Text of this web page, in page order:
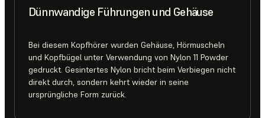
Dünnwandige Führungen und Gehäuse
Bei diesem Kopfhörer wurden Gehäuse, Hörmuscheln
und Kopfbügel unter Verwendung von Nylon 11 Powder
gedruckt. Gesintertes Nylon bricht beim Verbiegen nicht
direkt durch, sondern kehrt wieder in seine
ursprüngliche Form zurück.